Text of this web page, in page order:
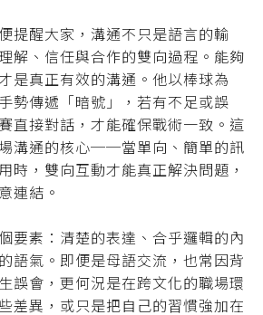
提醒大家，溝通不只是語言的輸
解、信任與合作的雙向過程。能夠
是真正有效的溝通。他以棒球為
勢傳遞「暗號」，若有不足或誤
直接對話，才能確保戰術一致。這
溝通的核心──當單向、簡單的訊
時，雙向互動才能真正解決問題，
連結。
要素：清楚的表達、合乎邏輯的內
語氣。即便是母語交流，也常因背
誤會，更何況是在跨文化的職場環
差異，或只是把自己的習慣強加在